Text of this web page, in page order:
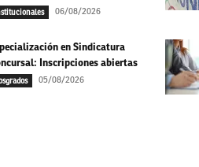
06/08/2026
en Sindicatura
Inscripciones abiertas
05/08/2026